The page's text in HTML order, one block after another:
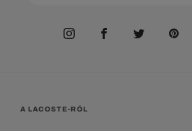
A LACOSTE-RÓL